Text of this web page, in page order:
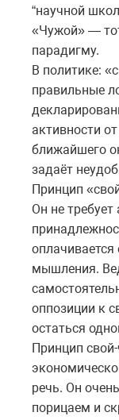
“научной
«Чужой» —
парадигму.
В политике:
правильные
активности
ближайшего
задаёт
Принцип
Он не требует
мышления.
оппозиции к
остаться
Принцип
речь. Он
порицаем и